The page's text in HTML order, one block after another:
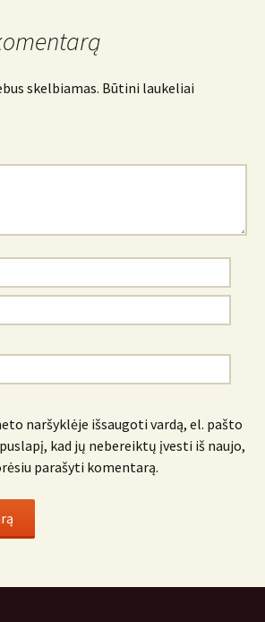
skelbiamas. Būtini laukeliai
naršyklėje išsaugoti vardą, el. pašto
kad jų nebereiktų įvesti iš naujo,
parašyti komentarą.